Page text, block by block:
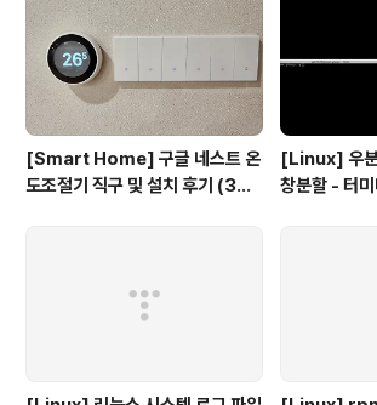
[Smart Home] 구글 네스트 온
도조절기 직구 및 설치 후기 (3세
[Linux] 우분
창분할 - 터